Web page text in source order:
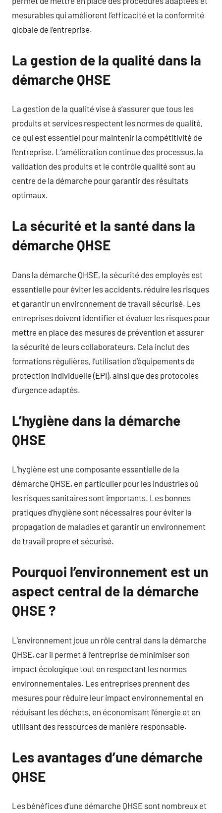
mesurables qui améliorent l’efficacité et la conformité
globale de l’entreprise.
La gestion de la qualité dans la
démarche QHSE
La gestion de la qualité vise à s’assurer que tous les
produits et services respectent les normes de qualité,
ce qui est essentiel pour maintenir la compétitivité de
l’entreprise. L’amélioration continue des processus, la
validation des produits et le contrôle qualité sont au
centre de la démarche pour garantir des résultats
optimaux.
La sécurité et la santé dans la
démarche QHSE
Dans la démarche QHSE, la sécurité des employés est
essentielle pour éviter les accidents, réduire les risques
et garantir un environnement de travail sécurisé. Les
entreprises doivent identifier et évaluer les risques pour
mettre en place des mesures de prévention et assurer
la sécurité de leurs collaborateurs. Cela inclut des
formations régulières, l’utilisation d’équipements de
protection individuelle (EPI), ainsi que des protocoles
d’urgence adaptés.
L’hygiène dans la démarche
QHSE
L’hygiène est une composante essentielle de la
démarche QHSE, en particulier pour les industries où
les risques sanitaires sont importants. Les bonnes
pratiques d’hygiène sont nécessaires pour éviter la
propagation de maladies et garantir un environnement
de travail propre et sécurisé.
Pourquoi l’environnement est un
aspect central de la démarche
QHSE ?
L’environnement joue un rôle central dans la démarche
QHSE, car il permet à l’entreprise de minimiser son
impact écologique tout en respectant les normes
environnementales. Les entreprises prennent des
mesures pour réduire leur impact environnemental en
réduisant les déchets, en économisant l’énergie et en
utilisant des ressources de manière responsable.
Les avantages d’une démarche
QHSE
Les bénéfices d’une démarche QHSE sont nombreux et